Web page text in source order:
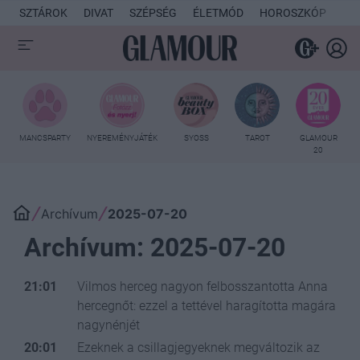
SZTÁROK DIVAT SZÉPSÉG ÉLETMÓD HOROSZKÓP
MANCSPARTY NYEREMÉNYJÁTÉK SYOSS TAROT
GLAMOUR
20
Archívum 2025-07-20
Archívum: 2025-07-20
21:01
Vilmos herceg nagyon felbosszantotta Anna
hercegnőt: ezzel a tettével haragította magára
nagynénjét
20:01
Ezeknek a csillagjegyeknek megváltozik az